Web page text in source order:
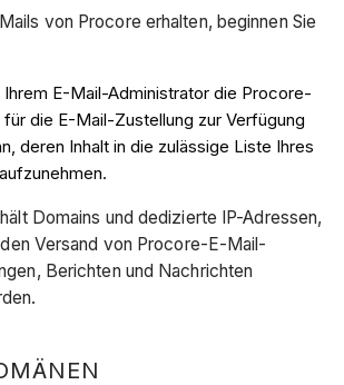
von Procore erhalten, beginnen Sie
Ihrem E-Mail-Administrator die Procore-
die E-Mail-Zustellung zur Verfügung
deren Inhalt in die zulässige Liste Ihres
Domains und dedizierte IP-Adressen,
Versand von Procore-E-Mail-
Berichten und Nachrichten